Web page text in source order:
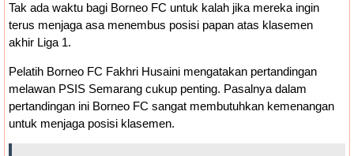
Tak ada waktu bagi Borneo FC untuk kalah jika mereka ingin
terus menjaga asa menembus posisi papan atas klasemen
akhir Liga 1.
Pelatih Borneo FC Fakhri Husaini mengatakan pertandingan
melawan PSIS Semarang cukup penting. Pasalnya dalam
pertandingan ini Borneo FC sangat membutuhkan kemenangan
untuk menjaga posisi klasemen.